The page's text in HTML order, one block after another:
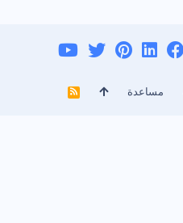
مساعدة
R